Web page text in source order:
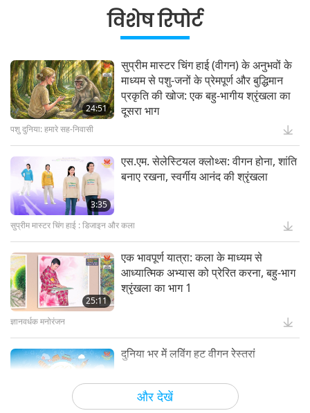
विचार, 3 का भाग 2
ग्रह पृथ्वी: हमारा प्यारा घर
15:11
अपशिष्ट से ऊर्जा: कचरे को खजाने में बदलना
स्वर्ण युग प्रौद्योगिकी
13:42
अद्भुत पशु-लोग: वास्तविक जीवन के नायक
अद्भुत पशु-जन
स्वर्गीय कला प्रदर्शनियां - स्वर्ग से आशीर्वाद
सांझा करना, 2 का भाग 1
ज्ञानवर्धक मनोरंजन
on Our Food Choices, Part 2 of 2
विशेष रिपोर्ट
और देखें
24:51
सुप्रीम मास्टर चिंग हाई (वीगन) के अनुभवों के
माध्यम से पशु-जनों के प्रेमपूर्ण और बुद्धिमान
प्रकृति की खोज: एक बहु-भागीय श्रृंखला का
दूसरा भाग
पशु दुनिया: हमारे सह-निवासी
3:35
एस.एम. सेलेस्टियल क्लोथ्स: वीगन होना, शांति
बनाए रखना, स्वर्गीय आनंद की श्रृंखला
सुप्रीम मास्टर चिंग हाई : डिजाइन और कला
25:11
एक भावपूर्ण यात्रा: कला के माध्यम से
आध्यात्मिक अभ्यास को प्रेरित करना, बहु-भाग
श्रृंखला का भाग 1
ज्ञानवर्धक मनोरंजन
दुनिया भर में लविंग हट वीगन रेस्तरां